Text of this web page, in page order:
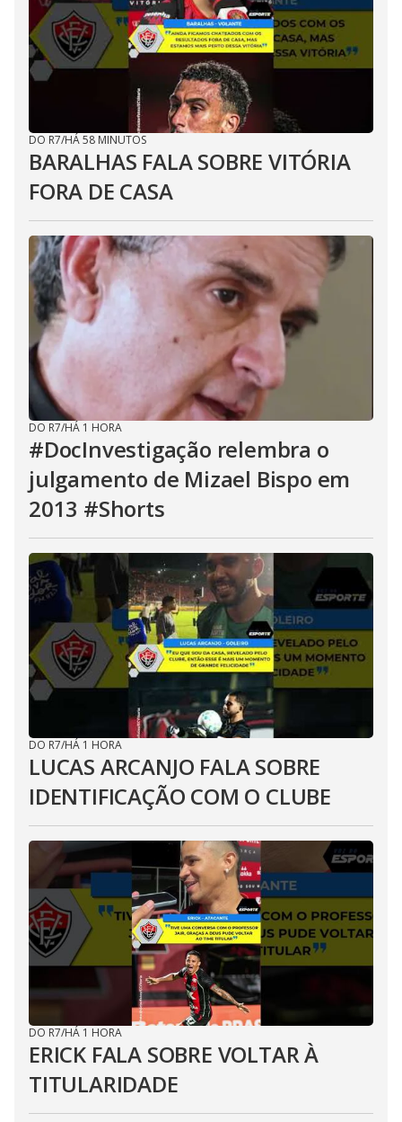
DO R7/HÁ 58 MINUTOS
BARALHAS FALA SOBRE VITÓRIA
FORA DE CASA
DO R7/HÁ 1 HORA
#DocInvestigação relembra o
julgamento de Mizael Bispo em
2013 #Shorts
DO R7/HÁ 1 HORA
LUCAS ARCANJO FALA SOBRE
IDENTIFICAÇÃO COM O CLUBE
DO R7/HÁ 1 HORA
ERICK FALA SOBRE VOLTAR À
TITULARIDADE